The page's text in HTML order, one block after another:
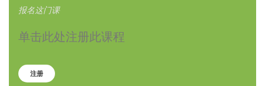
报名这门课
单击此处注册此课程
注册